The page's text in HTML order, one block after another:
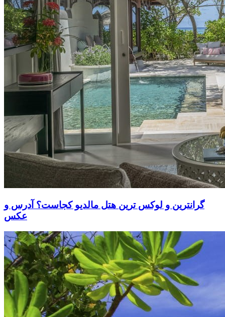
گرانترین و لوکس ترین هتل مالدیو کجاست؟ آدرس و
عکس